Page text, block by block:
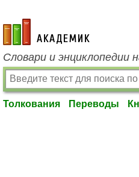
academic.ru
Словари и энциклопедии
Толкования Переводы